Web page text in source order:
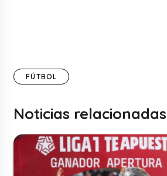
FÚTBOL
Noticias relacionadas